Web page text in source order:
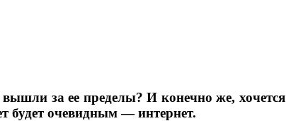
за ее пределы? И конечно же, хочется
будет очевидным — интернет.